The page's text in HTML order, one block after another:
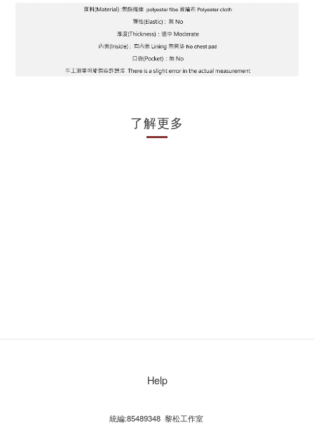
了解更多
Help
統編:85489348 黎松工作室